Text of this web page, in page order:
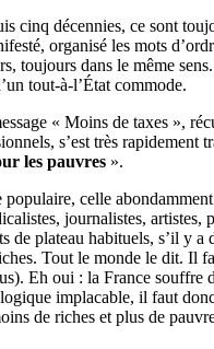
cinq décennies, ce sont
organisé les mots
toujours dans le même
tout-à-l’État commode.
« Moins de taxes »,
s’est très rapidement
les pauvres ».
celle
journalistes, artistes,
de plateau habituels, s’il y a
Tout le monde le dit. Il
Eh oui : la France souffre
implacable, il faut
de riches et plus de